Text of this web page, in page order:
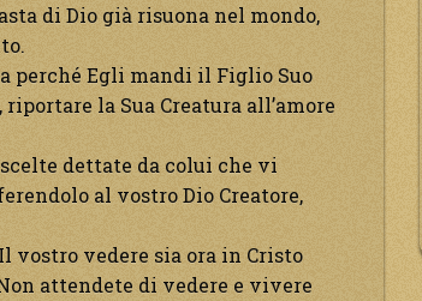
di Dio già risuona nel mondo,
perché Egli mandi il Figlio Suo
la Sua Creatura all’amore
dettate da colui che vi
al vostro Dio Creatore,
vostro vedere sia ora in Cristo
attendete di vedere e vivere